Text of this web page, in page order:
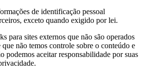
de identificação pessoal
exceto quando exigido por lei.
para sites externos que não são operados
não temos controle sobre o conteúdo e
podemos aceitar responsabilidade por suas